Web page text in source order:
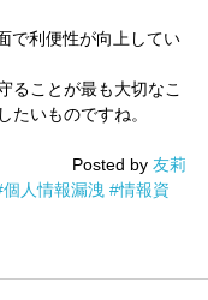
で利便性が向上してい
ることが最も大切なこ
たいものですね。
Posted by 友莉
個人情報漏洩 #情報資